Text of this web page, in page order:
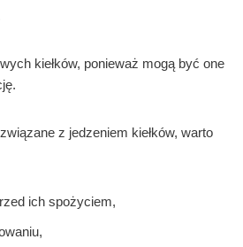
kiełków, ponieważ mogą być one
z jedzeniem kiełków, warto
ich spożyciem,